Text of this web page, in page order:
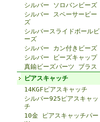
シルバー ソロバンビーズ
シルバー スペーサービー
ズ
シルバースライドボールビ
ーズ
シルバー カン付きビーズ
シルバー ビーズキャップ
真鍮ビーズパーツ ブラス
ピアスキャッチ
14KGFピアスキャッチ
シルバー925ピアスキャッ
チ
10金 ピアスキャッチパー